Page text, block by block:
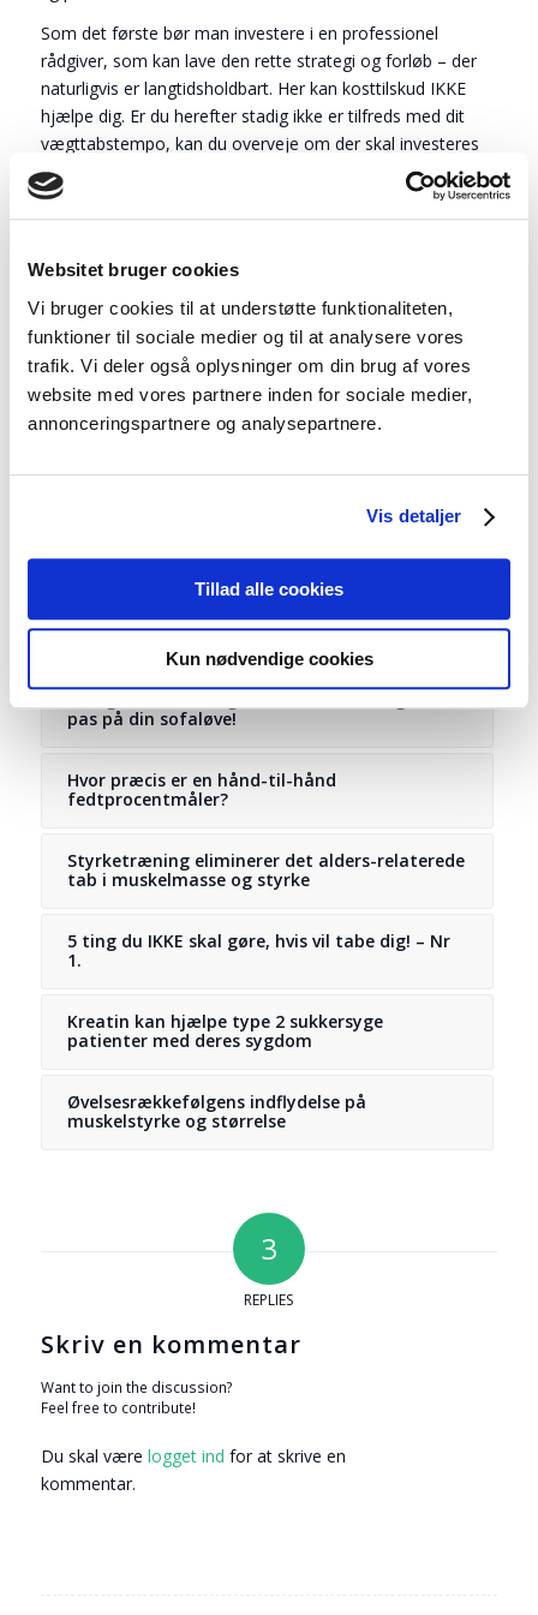
Websitet bruger cookies
Vi bruger cookies til at understøtte funktionaliteten,
funktioner til sociale medier og til at analysere vores
trafik. Vi deler også oplysninger om din brug af vores
website med vores partnere inden for sociale medier,
annonceringspartnere og analysepartnere.
Vis detaljer
Tillad alle cookies
Kun nødvendige cookies
Som det første bør man investere i en professionel
rådgiver, som kan lave den rette strategi og forløb – der
naturligvis er langtidsholdbart. Her kan kosttilskud IKKE
hjælpe dig. Er du herefter stadig ikke er tilfreds med dit
vægttabstempo, kan du overveje om der skal investeres
mere.
56 (2007) 58–67
– Int J Obes. 1984;8(4):289-93.
– Minerva Med. 1992 Mar;83(3):135-9.
Tags:ekstremt fed,ekstremt overvægtig,fedtforbrænding,
Konjak,overvægtig,slankepille,sundhedsekspert
Du ville måske også kunne lide
pas på din sofaløve!
Hvor præcis er en hånd-til-hånd
fedtprocentmåler?
Styrketræning eliminerer det alders-relaterede
tab i muskelmasse og styrke
5 ting du IKKE skal gøre, hvis vil tabe dig! – Nr
1.
Kreatin kan hjælpe type 2 sukkersyge
patienter med deres sygdom
Øvelsesrækkefølgens indflydelse på
muskelstyrke og størrelse
3
REPLIES
Skriv en kommentar
Want to join the discussion?
Feel free to contribute!
Du skal være logget ind for at skrive en
kommentar.